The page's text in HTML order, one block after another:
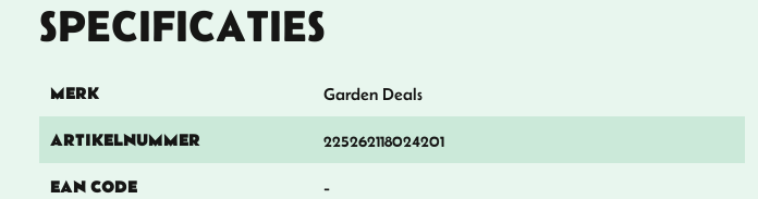
SPECIFICATIES
MERK Garden Deals
ARTIKELNUMMER 225262118024201
EAN CODE -